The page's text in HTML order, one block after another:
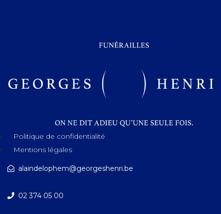
Politique de confidentialité
Mentions légales
alaindelophem@georgeshenri.be
02 374 05 00